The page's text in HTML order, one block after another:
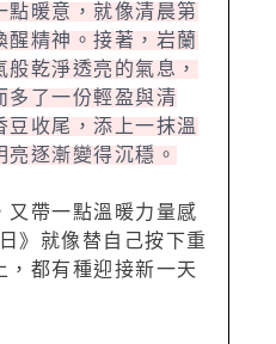
點暖意，就像清晨第
醒精神。接著，岩蘭
乾淨透亮的氣息，
多了一份輕盈與清
豆收尾，添上一抹溫
逐漸變得沉穩。
又帶一點溫暖力量感
》就像替自己按下重
，都有種迎接新一天